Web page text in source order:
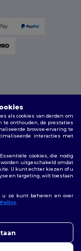
|
Turnhout|Geel|
als cookies van derden om
te onthouden, de prestaties
browse-ervaring te
interacties met
cookies, die nodig
uitgeschakeld omdat
U kunt echter kiezen of u
en targeting, wilt toestaan
u ze kunt beheren en over
.
met ons